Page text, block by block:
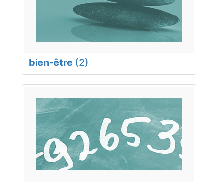
bien-être (2)